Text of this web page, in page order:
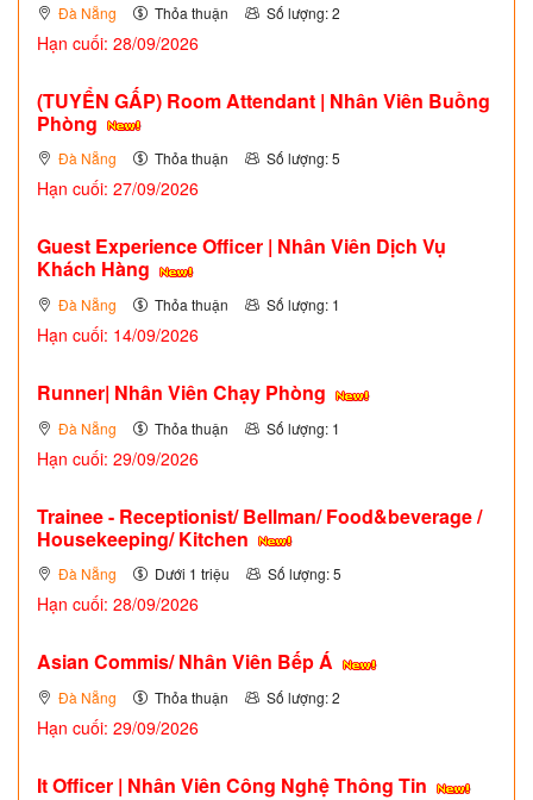
Đà Nẵng Thỏa thuận Số lượng: 2
Hạn cuối: 28/09/2026
(TUYỂN GẤP) Room Attendant | Nhân Viên Buồng
Phòng
Đà Nẵng Thỏa thuận Số lượng: 5
Hạn cuối: 27/09/2026
Guest Experience Officer | Nhân Viên Dịch Vụ
Khách Hàng
Đà Nẵng Thỏa thuận Số lượng: 1
Hạn cuối: 14/09/2026
Runner| Nhân Viên Chạy Phòng
Đà Nẵng Thỏa thuận Số lượng: 1
Hạn cuối: 29/09/2026
Trainee - Receptionist/ Bellman/ Food&beverage /
Housekeeping/ Kitchen
Đà Nẵng Dưới 1 triệu Số lượng: 5
Hạn cuối: 28/09/2026
Asian Commis/ Nhân Viên Bếp Á
Đà Nẵng Thỏa thuận Số lượng: 2
Hạn cuối: 29/09/2026
It Officer | Nhân Viên Công Nghệ Thông Tin